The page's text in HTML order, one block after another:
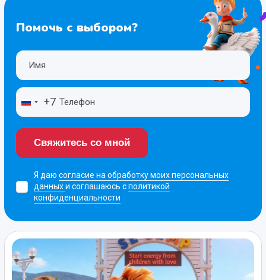
Помочь с выбором?
+7
Свяжитесь со мной
Я даю согласие на обработку моих персональных
данныхи соглашаюсь сполитикой
конфиденциальности